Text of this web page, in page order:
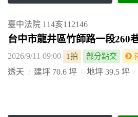
臺中法院 114亥112146
台中市龍井區竹師路一段260
2026/9/11 09:00 1拍 部分點交
透天 建坪 70.6 坪 地坪 39.5 坪